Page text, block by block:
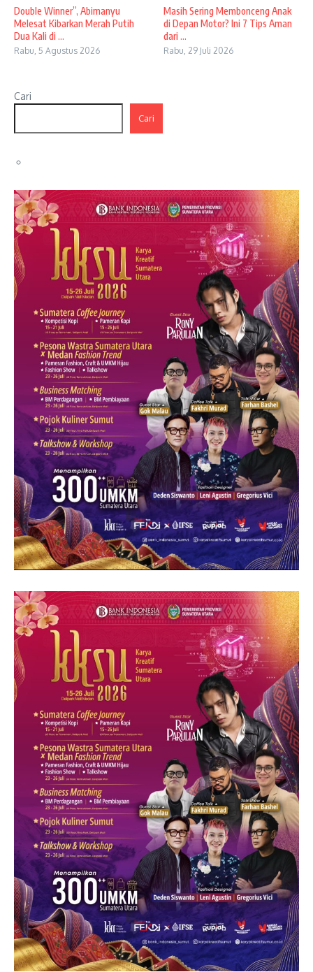
Double Winner”, Abimanyu
Melesat Kibarkan Merah Putih
Dua Kali di ...
Rabu, 5 Agustus 2026
Masih Sering Membonceng Anak
di Depan Motor? Ini 7 Tips Aman
dari ...
Rabu, 29 Juli 2026
Cari
Cari